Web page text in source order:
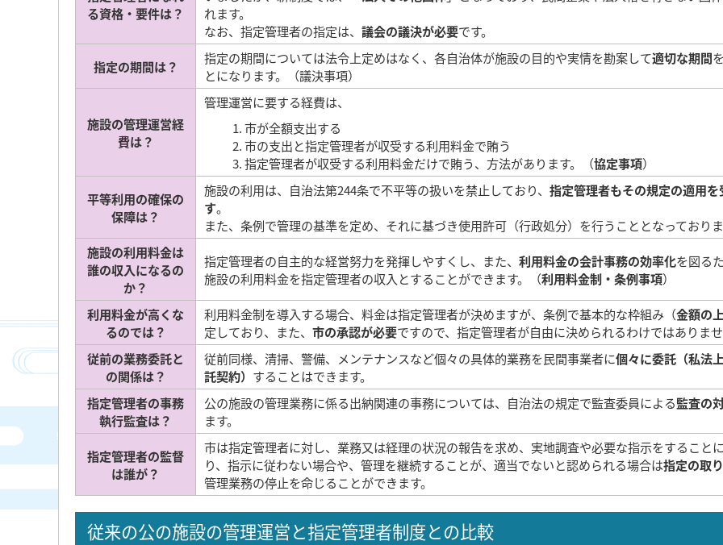
る資格・要件は？
れます。
なお、指定管理者の指定は、 議会の議決が必要です。
指定の期間は？
指定の期間については法令上定めはなく、各自治体が施設の目的や実情を勘案して適切な期間
とになります。（議決事項）
施設の管理運営経
費は？
管理運営に要する経費は、
市が全額支出する
市の支出と指定管理者が収受する利用料金で賄う
指定管理者が収受する利用料金だけで賄う、方法があります。（協定事項）
平等利用の確保の
保障は？
施設の利用は、自治法第244条で不平等の扱いを禁止しており、 指定管理者もその規定の適用を
す。
また、条例で管理の基準を定め、それに基づき使用許可（行政処分）を行うこととなっており
施設の利用料金は
誰の収入になるの
か？
指定管理者の自主的な経営努力を発揮しやすくし、また、 利用料金の会計事務の効率化を図る
施設の利用料金を指定管理者の収入とすることができます。（利用料金制・条例事項）
利用料金が高くな
るのでは？
利用料金制を導入する場合、料金は指定管理者が決めますが、条例で基本的な枠組み（金額の
定しており、また、 市の承認が必要ですので、指定管理者が自由に決められるわけではありま
従前の業務委託と
の関係は？
従前同様、清掃、警備、メンテナンスなど個々の具体的業務を民間事業者に個々に委託（私法
託契約） することはできます。
指定管理者の事務
執行監査は？
公の施設の管理業務に係る出納関連の事務については、自治法の規定で監査委員による監査の
ます。
指定管理者の監督
は誰が？
市は指定管理者に対し、業務又は経理の状況の報告を求め、実地調査や必要な指示をすること
り、指示に従わない場合や、管理を継続することが、適当でないと認められる場合は指定の取
管理業務の停止を命じることができます。
従来の公の施設の管理運営と指定管理者制度との比較